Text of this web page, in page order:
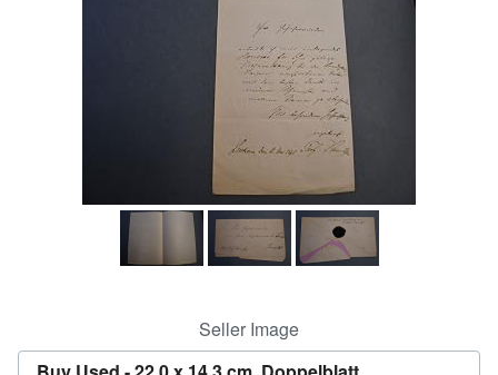
CLOSE
Seller Image